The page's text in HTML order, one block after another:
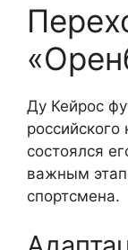
Ду Кейрос
состоялся
важным
спортсмена.